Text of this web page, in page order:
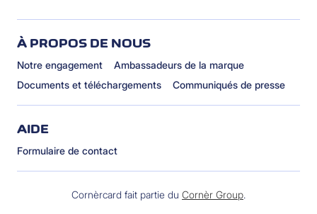
À PROPOS DE NOUS
Notre engagement
Ambassadeurs de la marque
Documents et téléchargements
Communiqués de presse
AIDE
Formulaire de contact
Cornèrcard fait partie du Cornèr Group.